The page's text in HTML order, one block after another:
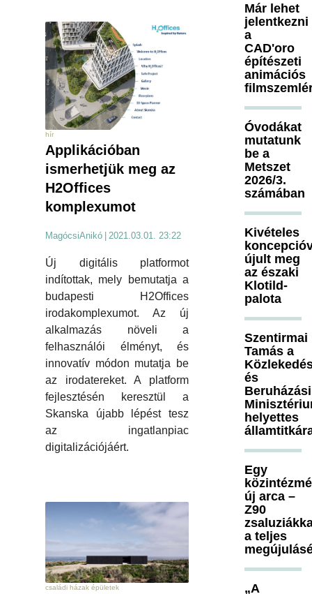
hír
Applikációban
ismerhetjük meg az
H2Offices
komplexumot
MagócsiAnikó 2021.03.01. 23:22
Új digitális platformot
indítottak, mely bemutatja a
budapesti H2Offices
irodakomplexumot. Az új
alkalmazás növeli a
felhasználói élményt, és
innovatív módon mutatja be
az irodatereket. A platform
fejlesztésén keresztül a
Skanska újabb lépést tesz
az ingatlanpiac
digitalizációjáért.
családi házak épületek
Már lehet
jelentkezni
a
CAD'oro
építészeti
animációs
Óvodákat
mutatunk
be a
Metszet
2026/3.
számában
Kivételes
újult meg
az északi
Klotild-
palota
Szentirmai
Tamás a
és
Beruházási
helyettes
Egy
új arca –
Z90
a teljes
„A